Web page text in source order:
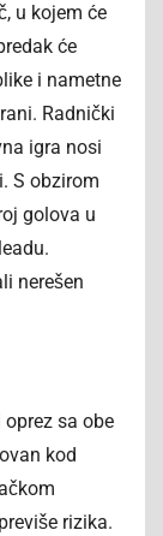
u kojem će
će
i nametne
Radnički
igra nosi
S obzirom
golova u
nerešen
oprez sa obe
kod
rizika.